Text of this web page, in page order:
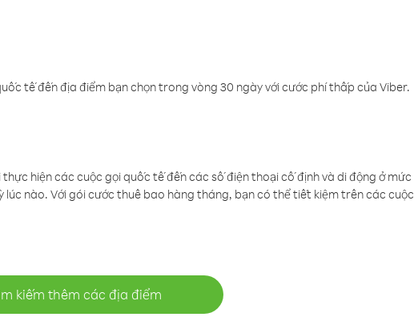
tế đến địa điểm bạn chọn trong vòng 30 ngày với cước phí thấp của Viber.
hiện các cuộc gọi quốc tế đến các số điện thoại cố định và di động ở mức
nào. Với gói cước thuê bao hàng tháng, bạn có thể tiết kiệm trên các cuộc
kiếm thêm các địa điểm